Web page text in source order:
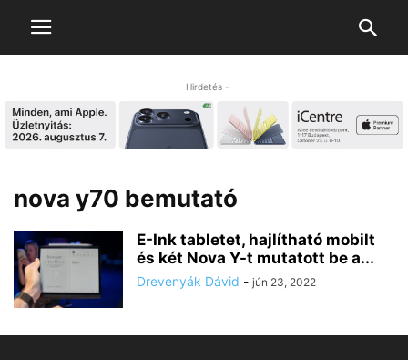
- Hirdetés -
nova y70 bemutató
E-Ink tabletet, hajlítható mobilt
és két Nova Y-t mutatott be a...
Drevenyák Dávid - jún 23, 2022